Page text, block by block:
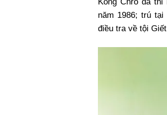
Xi nhan Trái Phải
Bạn đọc viết
năm 1986; trú
điều tra về tội